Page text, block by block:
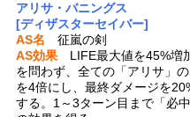
アリサ・バニングス
[ディザスターセイバー]
AS名 征嵐の剣
AS効果 LIFE最大値を45%増
を問わず、全ての「アリサ」
を4倍にし、最終ダメージを
する。1～3ターン目まで「必